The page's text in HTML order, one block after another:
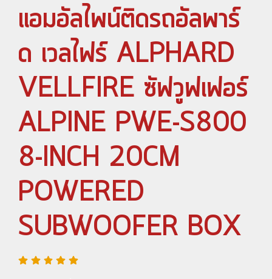
แอมอัลไพน์ติดรถอัลพาร์
ด เวลไฟร์ ALPHARD
VELLFIRE ซัฟวูฟเฟอร์
ALPINE PWE-S800
8-INCH 20CM
POWERED
SUBWOOFER BOX